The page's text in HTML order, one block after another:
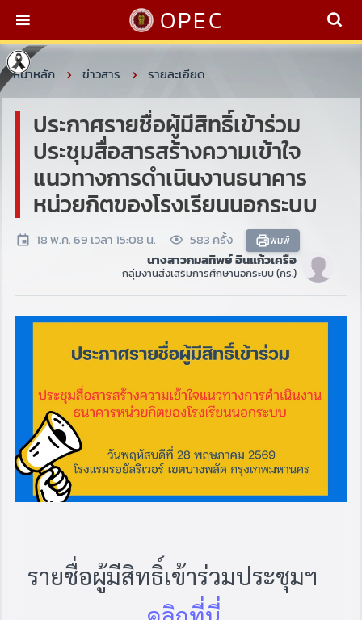
OPEC
หน้าหลัก ข่าวสาร รายละเอียด
ประกาศรายชื่อผู้มีสิทธิ์เข้าร่วม
ประชุมสื่อสารสร้างความเข้าใจ
แนวทางการดำเนินงานธนาคาร
หน่วยกิตของโรงเรียนนอกระบบ
18 พ.ค. 69 เวลา 15:08 น. 583 ครั้ง พิมพ์
นางสาวกมลทิพย์ อินแก้วเครือ
กลุ่มงานส่งเสริมการศึกษานอกระบบ (กร.)
รายชื่อผู้มีสิทธิ์เข้าร่วมประชุมฯ